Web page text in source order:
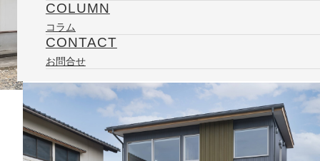
COLUMN
コラム
CONTACT
お問合せ
auie３
auie３